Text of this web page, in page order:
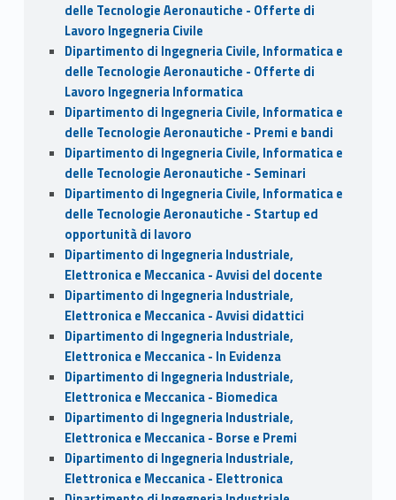
delle Tecnologie Aeronautiche - Offerte di
Lavoro Ingegneria Civile
Dipartimento di Ingegneria Civile, Informatica e
delle Tecnologie Aeronautiche - Offerte di
Lavoro Ingegneria Informatica
Dipartimento di Ingegneria Civile, Informatica e
delle Tecnologie Aeronautiche - Premi e bandi
Dipartimento di Ingegneria Civile, Informatica e
delle Tecnologie Aeronautiche - Seminari
Dipartimento di Ingegneria Civile, Informatica e
delle Tecnologie Aeronautiche - Startup ed
opportunità di lavoro
Dipartimento di Ingegneria Industriale,
Elettronica e Meccanica - Avvisi del docente
Dipartimento di Ingegneria Industriale,
Elettronica e Meccanica - Avvisi didattici
Dipartimento di Ingegneria Industriale,
Elettronica e Meccanica - In Evidenza
Dipartimento di Ingegneria Industriale,
Elettronica e Meccanica - Biomedica
Dipartimento di Ingegneria Industriale,
Elettronica e Meccanica - Borse e Premi
Dipartimento di Ingegneria Industriale,
Elettronica e Meccanica - Elettronica